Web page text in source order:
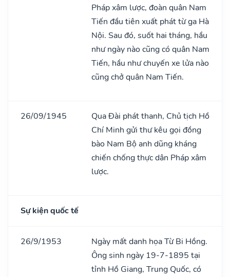
Pháp xâm lược, đoàn quân Nam
Tiến đầu tiên xuất phát từ ga Hà
Nội. Sau đó, suốt hai tháng, hầu
như ngày nào cũng có quân Nam
Tiến, hầu như chuyến xe lửa nào
cũng chở quân Nam Tiến.
26/09/1945
Qua Đài phát thanh, Chủ tịch Hồ
Chí Minh gửi thư kêu gọi đồng
bào Nam Bộ anh dũng kháng
chiến chống thực dân Pháp xâm
lược.
Sự kiện quốc tế
26/9/1953
Ngày mất danh họa Từ Bi Hồng.
Ông sinh ngày 19-7-1895 tại
tỉnh Hồ Giang, Trung Quốc, có